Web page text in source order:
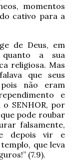
momentos
cativo para a
de Deus, em
quanto a sua
religiosa. Mas
que seus
não eram
e
o SENHOR, por
pode roubar
falsamente,
depois vir e
que leva
(7.9).